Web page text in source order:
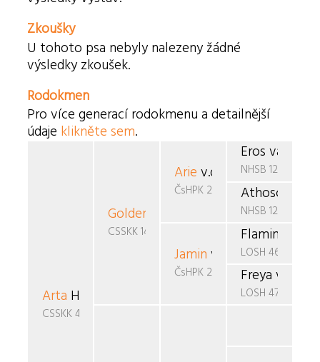
Zkoušky
U tohoto psa nebyly nalezeny žádné
výsledky zkoušek.
Rodokmen
Pro více generací rodokmenu a detailnější
údaje klikněte sem.
Arta Horned
CSSKK 436/94
Golden
CSSKK 146/91/90
Arie v.d. Ramselaar
ČsHPK 20/88/88/89
Jamin van de
ČsHPK 2-86/85/88
Eros van
NHSB 1290690
Athosca v.d.
NHSB 1227295
Flaming Star
LOSH 462670
Freya v.d.
LOSH 473563